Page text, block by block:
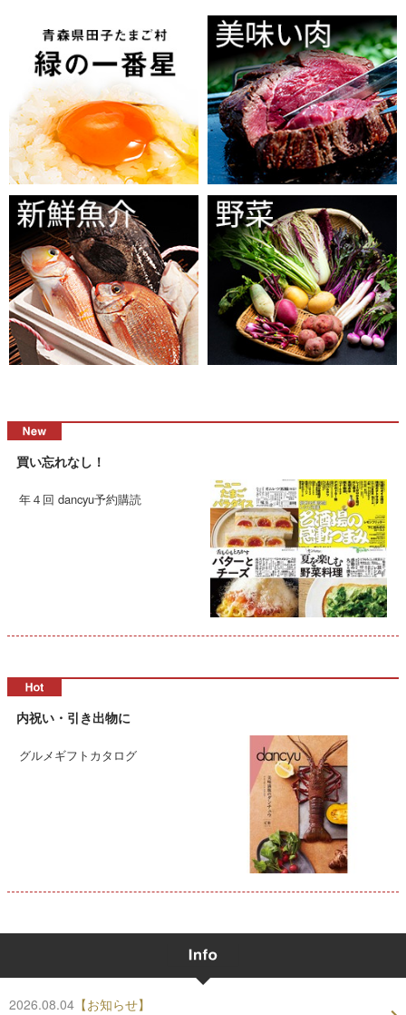
買い忘れなし！
年４回 dancyu予約購読
内祝い・引き出物に
グルメギフトカタログ
2026.08.04 【お知らせ】